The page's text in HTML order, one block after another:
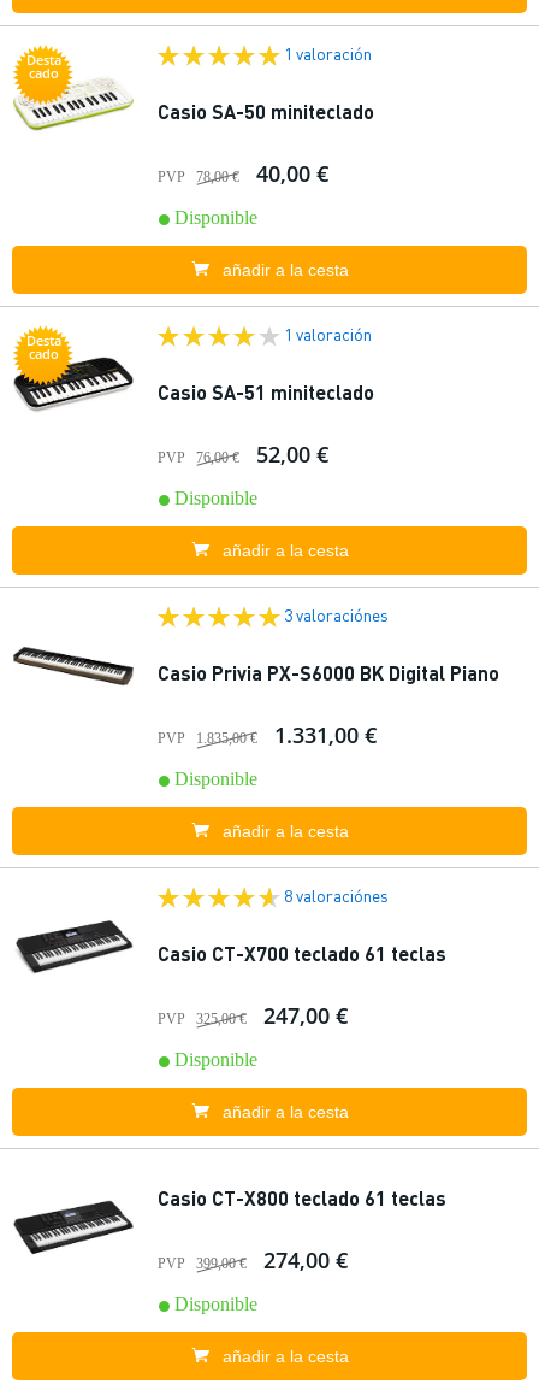
Desta
cado
1 valoración
Casio SA-50 miniteclado
PVP 78,00 € 40,00 €
Disponible
añadir a la cesta
Desta
cado
1 valoración
Casio SA-51 miniteclado
PVP 76,00 € 52,00 €
Disponible
añadir a la cesta
3 valoraciónes
Casio Privia PX-S6000 BK Digital Piano
PVP 1.835,00 € 1.331,00 €
Disponible
añadir a la cesta
8 valoraciónes
Casio CT-X700 teclado 61 teclas
PVP 325,00 € 247,00 €
Disponible
añadir a la cesta
Casio CT-X800 teclado 61 teclas
PVP 399,00 € 274,00 €
Disponible
añadir a la cesta